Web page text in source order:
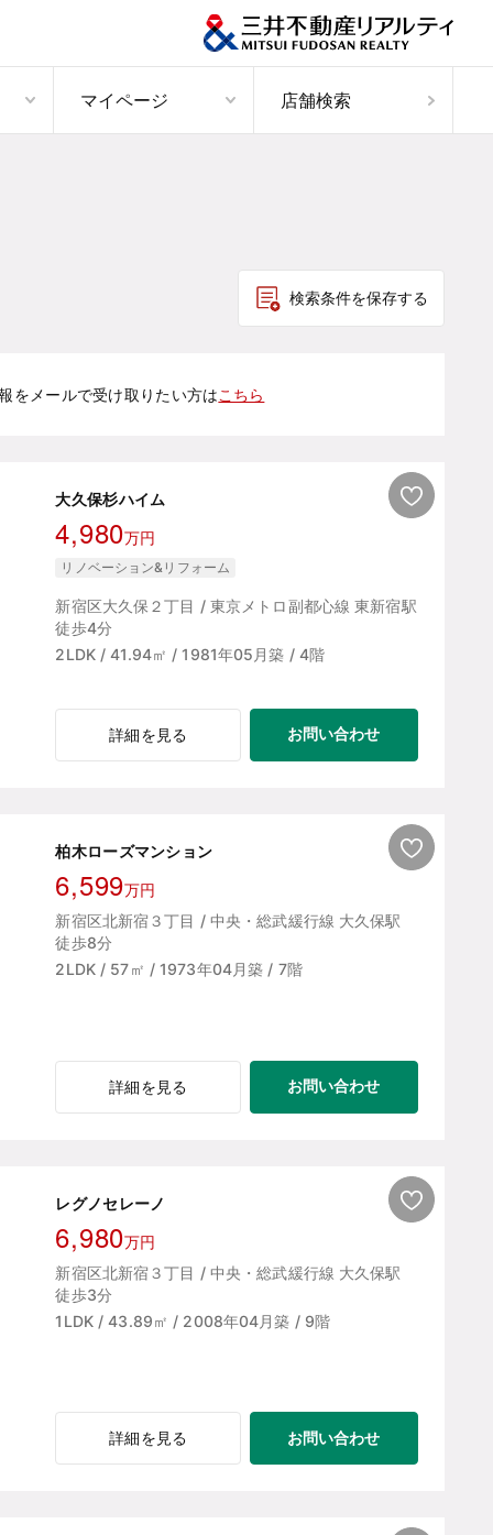
マイページ 店舗検索
検索条件を保存する
をメールで受け取りたい方はこちら
大久保杉ハイム
4,980万円
リノベーション&リフォーム
新宿区大久保２丁目 / 東京メトロ副都心線 東新宿駅
徒歩4分
2LDK / 41.94㎡ / 1981年05月築 / 4階
詳細を見る お問い合わせ
柏木ローズマンション
6,599万円
新宿区北新宿３丁目 / 中央・総武緩行線 大久保駅
徒歩8分
2LDK / 57㎡ / 1973年04月築 / 7階
詳細を見る お問い合わせ
レグノセレーノ
6,980万円
新宿区北新宿３丁目 / 中央・総武緩行線 大久保駅
徒歩3分
1LDK / 43.89㎡ / 2008年04月築 / 9階
詳細を見る お問い合わせ